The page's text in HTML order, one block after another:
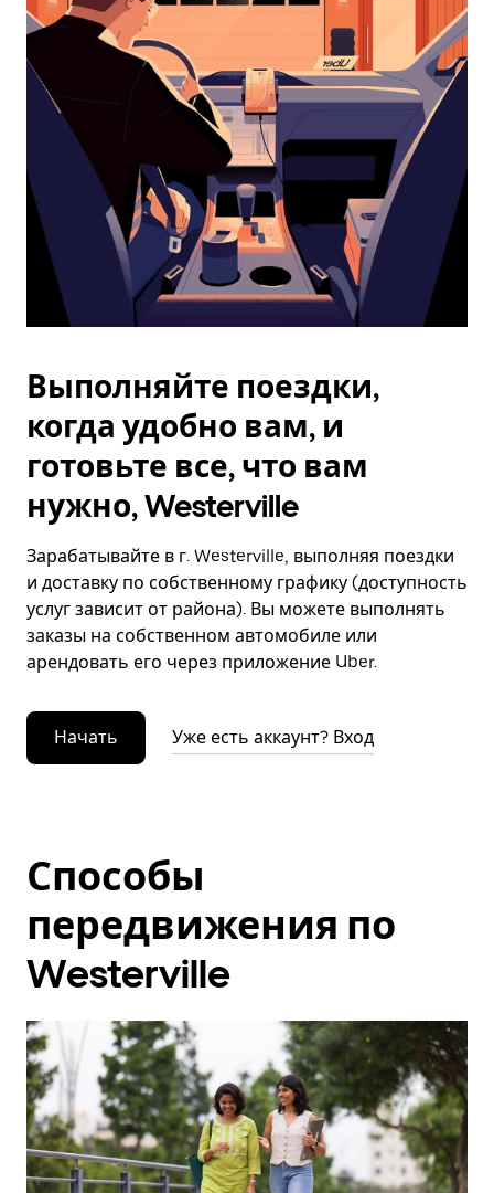
календарь,
нажмите
Esc.
Выполняйте поездки,
когда удобно вам, и
готовьте все, что вам
нужно, Westerville
Зарабатывайте в г. Westerville, выполняя поездки
и доставку по собственному графику (доступность
услуг зависит от района). Вы можете выполнять
заказы на собственном автомобиле или
арендовать его через приложение Uber.
Начать Уже есть аккаунт? Вход
Способы
передвижения по
Westerville